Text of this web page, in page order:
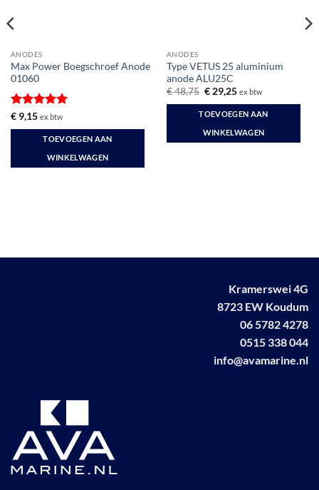
ANODES
Max Power Boegschroef Anode
01060
Gewaardeerd
5uit 5
€9,15 ex btw
TOEVOEGEN AAN
WINKELWAGEN
ANODES
Type VETUS 25 aluminium
anode ALU25C
€48,75 Oorspronkelijke
was:
€ 48,75.
€29,25Huidige
is:
€ 29,25.
ex btw
TOEVOEGEN AAN
WINKELWAGEN
Kramerswei 4G
8723 EW Koudum
06 5782 4278
0515 338 044
info@avamarine.nl